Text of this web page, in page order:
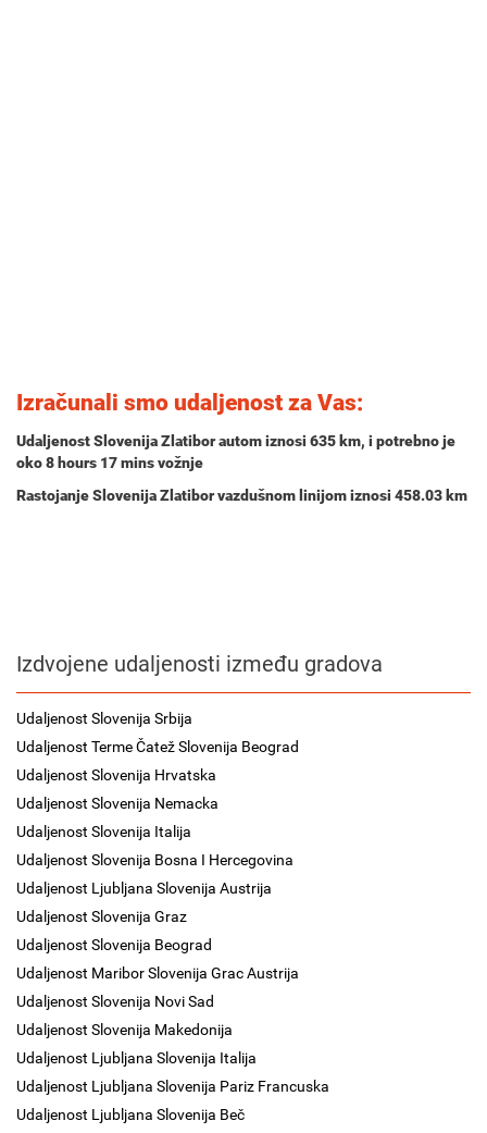
Izračunali smo udaljenost za Vas:
Udaljenost Slovenija Zlatibor autom iznosi 635 km, i potrebno je
oko8 hours 17 minsvožnje
Rastojanje Slovenija Zlatibor vazdušnom linijom iznosi 458.03 km
Izdvojene udaljenosti između gradova
Udaljenost Slovenija Srbija
Udaljenost Terme Čatež Slovenija Beograd
Udaljenost Slovenija Hrvatska
Udaljenost Slovenija Nemacka
Udaljenost Slovenija Italija
Udaljenost Slovenija Bosna I Hercegovina
Udaljenost Ljubljana Slovenija Austrija
Udaljenost Slovenija Graz
Udaljenost Slovenija Beograd
Udaljenost Maribor Slovenija Grac Austrija
Udaljenost Slovenija Novi Sad
Udaljenost Slovenija Makedonija
Udaljenost Ljubljana Slovenija Italija
Udaljenost Ljubljana Slovenija Pariz Francuska
Udaljenost Ljubljana Slovenija Beč